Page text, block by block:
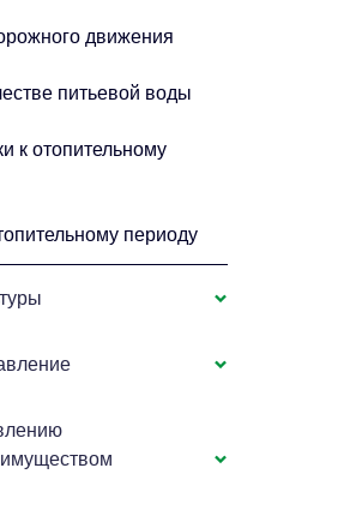
движения
питьевой воды
к отопительному
периоду